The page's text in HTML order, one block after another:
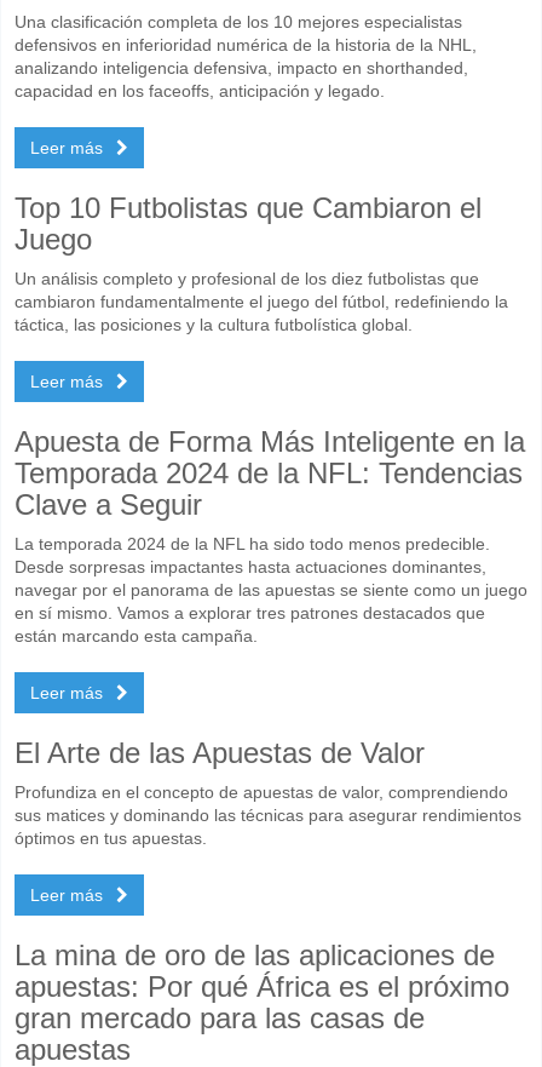
Una clasificación completa de los 10 mejores especialistas
defensivos en inferioridad numérica de la historia de la NHL,
analizando inteligencia defensiva, impacto en shorthanded,
capacidad en los faceoffs, anticipación y legado.
Leer más
Top 10 Futbolistas que Cambiaron el
Juego
Un análisis completo y profesional de los diez futbolistas que
cambiaron fundamentalmente el juego del fútbol, redefiniendo la
táctica, las posiciones y la cultura futbolística global.
Leer más
Apuesta de Forma Más Inteligente en la
Temporada 2024 de la NFL: Tendencias
Clave a Seguir
La temporada 2024 de la NFL ha sido todo menos predecible.
Desde sorpresas impactantes hasta actuaciones dominantes,
navegar por el panorama de las apuestas se siente como un juego
en sí mismo. Vamos a explorar tres patrones destacados que
están marcando esta campaña.
Leer más
El Arte de las Apuestas de Valor
Profundiza en el concepto de apuestas de valor, comprendiendo
sus matices y dominando las técnicas para asegurar rendimientos
óptimos en tus apuestas.
Leer más
La mina de oro de las aplicaciones de
apuestas: Por qué África es el próximo
gran mercado para las casas de
apuestas